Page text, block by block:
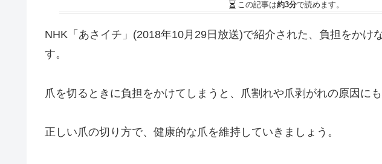
この記事は約3分で読めます。
NHK「あさイチ」(2018年10月29日放送)で紹介された、負担をかけ
す。
爪を切るときに負担をかけてしまうと、爪割れや爪剥がれの原因にも
正しい爪の切り方で、健康的な爪を維持していきましょう。